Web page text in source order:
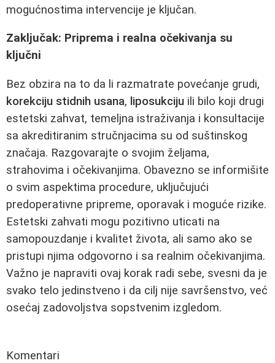
mogućnostima intervencije je ključan.
Zaključak: Priprema i realna očekivanja su
ključni
Bez obzira na to da li razmatrate povećanje grudi,
korekciju stidnih usana, liposukciju ili bilo koji drugi
estetski zahvat, temeljna istraživanja i konsultacije
sa akreditiranim stručnjacima su od suštinskog
značaja. Razgovarajte o svojim željama,
strahovima i očekivanjima. Obavezno se informišite
o svim aspektima procedure, uključujući
predoperativne pripreme, oporavak i moguće rizike.
Estetski zahvati mogu pozitivno uticati na
samopouzdanje i kvalitet života, ali samo ako se
pristupi njima odgovorno i sa realnim očekivanjima.
Važno je napraviti ovaj korak radi sebe, svesni da je
svako telo jedinstveno i da cilj nije savršenstvo, već
osećaj zadovoljstva sopstvenim izgledom.
Komentari